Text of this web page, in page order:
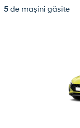
5 de mașini găsite